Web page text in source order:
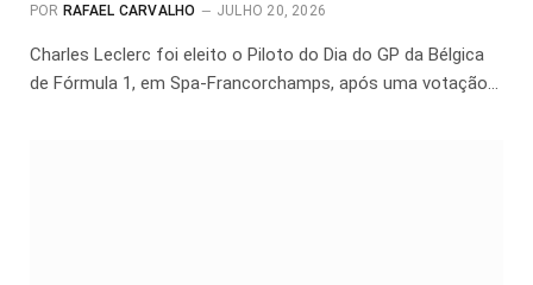
POR RAFAEL CARVALHO JULHO 20, 2026
Charles Leclerc foi eleito o Piloto do Dia do GP da Bélgica
de Fórmula 1, em Spa-Francorchamps, após uma votação…